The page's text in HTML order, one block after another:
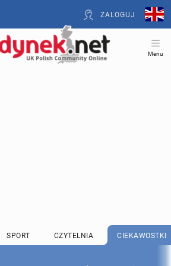
ZALOGUJ
Menu
SPORT CZYTELNIA CIEKAWOSTKI